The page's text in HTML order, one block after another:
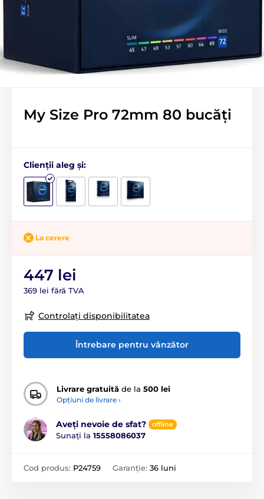
My Size Pro 72mm 80 bucăți
Clienții aleg și:
La cerere
447 lei
369 lei fără TVA
Controlați disponibilitatea
Întrebare pentru vânzător
Livrare gratuită de la 500 lei
Opțiuni de livrare ›
Aveți nevoie de sfat? offline
Sunați la 15558086037
Cod produs: P24759 Garanție: 36 luni